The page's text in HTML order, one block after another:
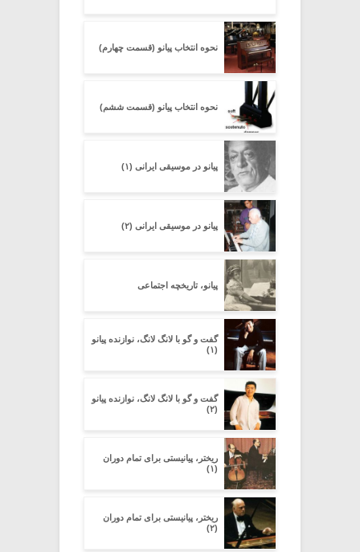
نحوه انتخاب پیانو (قسمت چهارم)
نحوه انتخاب پیانو (قسمت ششم)
پیانو در موسیقی ایرانی (۱)
پیانو در موسیقی ایرانی (۲)
پیانو، تاریخچه اجتماعی
گفت و گو با لانگ لانگ، نوازنده پیانو
(۱)
گفت و گو با لانگ لانگ، نوازنده پیانو
(۲)
ریختر، پیانیستی برای تمام دوران
(۱)
ریختر، پیانیستی برای تمام دوران
(۲)